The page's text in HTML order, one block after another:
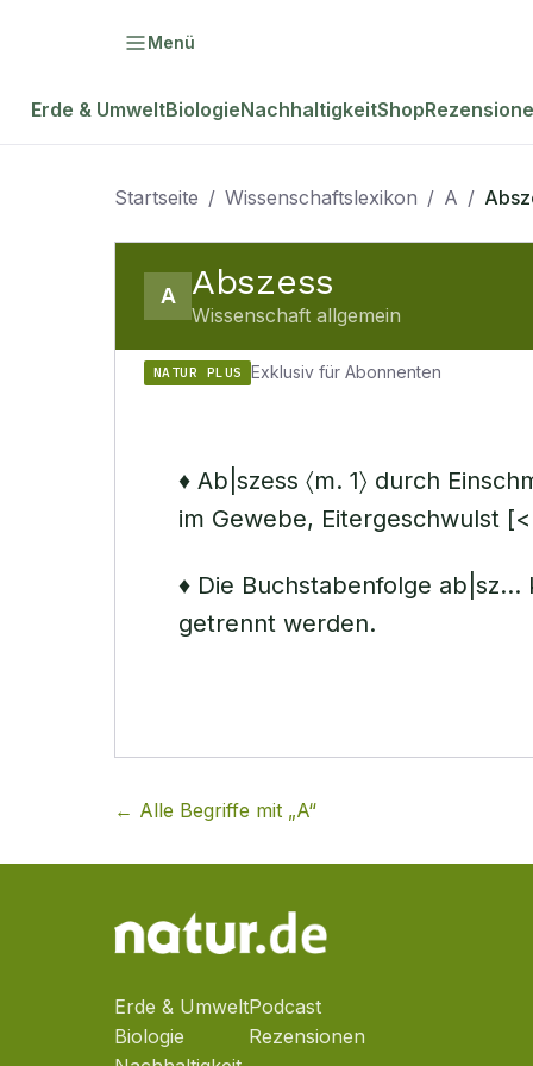
Menü
Erde & UmweltBiologieNachhaltigkeitShop
Startseite / Wissenschaftslexikon / A /
A Abszess
Wissenschaft allgemein
NATUR PLUS Exklusiv für Abonnenten
♦ Ab|szess 〈m. 1〉 durch
im Gewebe, Eitergeschwulst
♦ Die Buchstabenfolge
getrennt werden.
← Alle Begriffe mit „A“
Erde & Umwelt
Biologie
Podcast
Rezensionen